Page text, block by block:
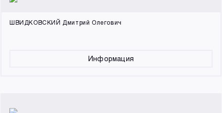
ШВИДКОВСКИЙ Дмитрий Олегович
Информация